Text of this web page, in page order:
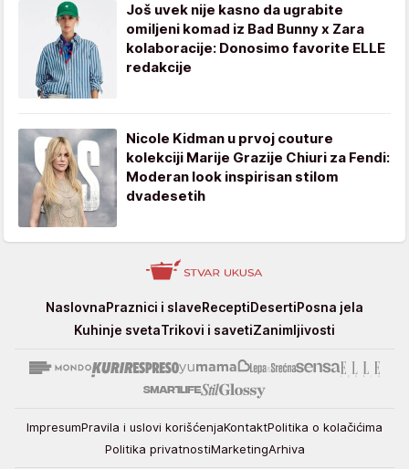
Još uvek nije kasno da ugrabite
omiljeni komad iz Bad Bunny x Zara
kolaboracije: Donosimo favorite ELLE
redakcije
Nicole Kidman u prvoj couture
kolekciji Marije Grazije Chiuri za Fendi:
Moderan look inspirisan stilom
dvadesetih
StvarNaslovnaPraznici i slaveReceptiDesertiPosna jela
Kuhinje svetaTrikovi i savetiZanimljivosti
ImpresumPravila i uslovi korišćenjaKontaktPolitika o kolačićima
Politika privatnostiMarketingArhiva